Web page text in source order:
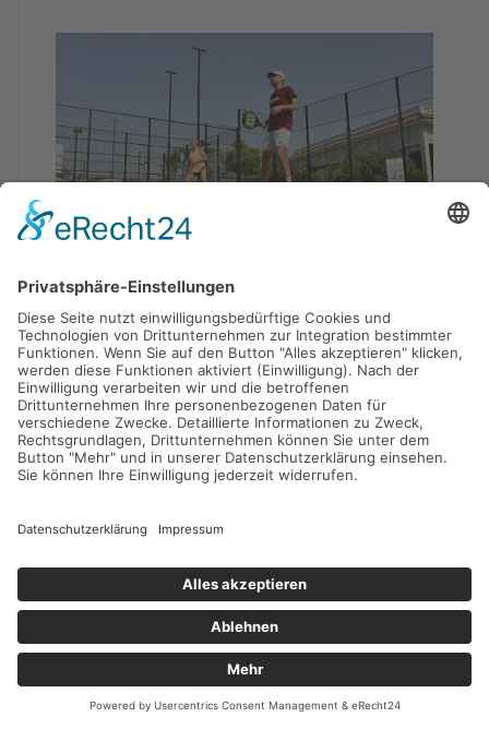
Padel bei Patricio Travel
Padel ist derzeit DIE Trendsportart hier bei uns in
Deutschland. Im Ausland, insbesondere in den ...
Weiterlesen...